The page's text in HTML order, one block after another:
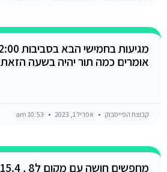
אומרים כמה תור יהיה בשעה
קבוצת הפייסבוק אפריל 1, 2023